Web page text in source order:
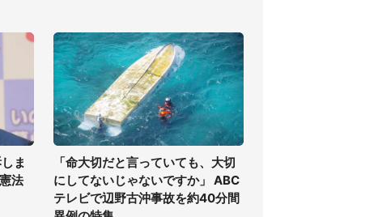
ま
法
「命大切だと言っていても、大切
にしてないじゃないですか」 ABC
テレビで辺野古沖事故を約40分間